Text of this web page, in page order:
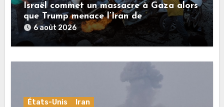
Israël commet un massacre à Gaza alors
que Trump menace l’Iran de
«décapitation»
6 août 2026
États-Unis Iran